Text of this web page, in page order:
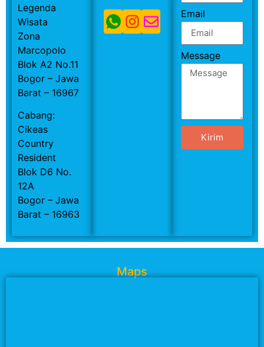
Legenda
Wisata
Zona
Marcopolo
Blok A2 No.11
Bogor – Jawa
Barat – 16967
Cabang:
Cikeas
Country
Resident
Blok D6 No.
12A
Bogor – Jawa
Barat – 16963
Email
Message
Kirim
Maps